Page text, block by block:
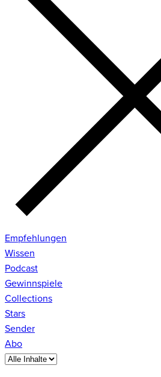
Empfehlungen
Wissen
Podcast
Gewinnspiele
Collections
Stars
Sender
Abo